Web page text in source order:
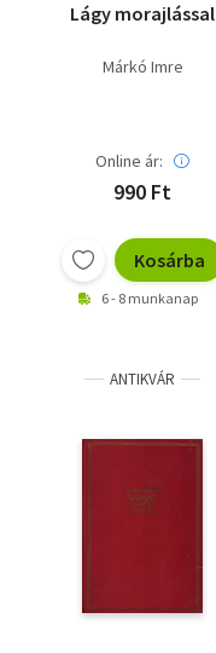
Lágy morajlással
Márkó Imre
Online ár:
990 Ft
Kosárba
6 - 8 munkanap
ANTIKVÁR